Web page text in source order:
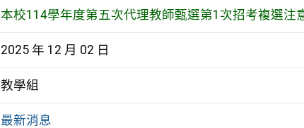
本校114學年度第五次代理教師甄選第1次招考複選注
2025 年 12 月 02 日
教學組
最新消息